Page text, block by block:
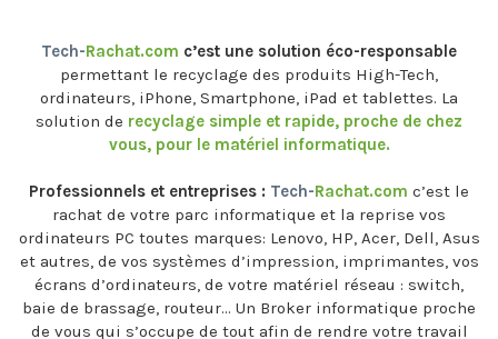
Tech-Rachat.com c’est une solution éco-responsable
permettant le recyclage des produits High-Tech,
ordinateurs, iPhone, Smartphone, iPad et tablettes. La
solution de recyclage simple et rapide, proche de chez
vous, pour le matériel informatique.
Professionnels et entreprises : Tech-Rachat.com c’est le
rachat de votre parc informatique et la reprise vos
ordinateurs PC toutes marques: Lenovo, HP, Acer, Dell, Asus
et autres, de vos systèmes d’impression, imprimantes, vos
écrans d’ordinateurs, de votre matériel réseau : switch,
baie de brassage, routeur… Un Broker informatique proche
de vous qui s’occupe de tout afin de rendre votre travail